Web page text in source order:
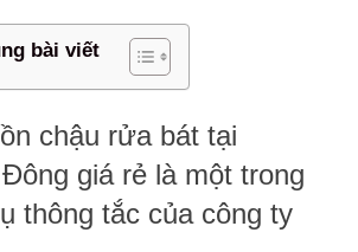
bài viết
chậu rửa bát tại
giá rẻ là một trong
thông tắc của công ty